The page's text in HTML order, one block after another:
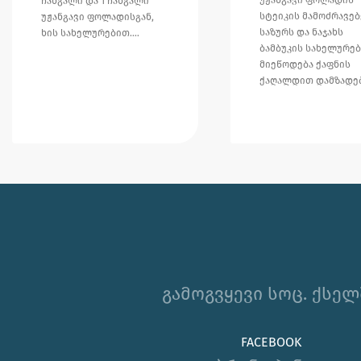
უჟანგავი ფოლადისგან,
ხის სახელურებით.…
სტეიკის
საზურს და ნაჯახს
ბამბუკის
მიეწოდება ქაფნის
ქაღალდით
გამოგვყევი სოც.
FACEBOOK